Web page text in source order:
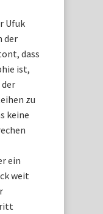
Ufuk
der
dass
ist,
der
zu
keine
ein
weit